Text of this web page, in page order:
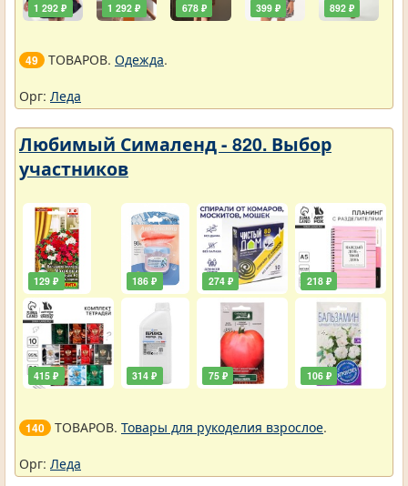
1 292 ₽ 1 292 ₽ 678 ₽ 399 ₽ 892 ₽
49 ТОВАРОВ. Одежда.
Орг: Леда
Любимый Сималенд - 820. Выбор
участников
129 ₽
415 ₽
186 ₽
314 ₽
274 ₽
75 ₽
218 ₽
106 ₽
140 ТОВАРОВ. Товары для рукоделия взрослое.
Орг: Леда